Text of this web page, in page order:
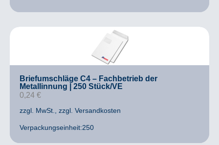
Briefumschläge C4 – Fachbetrieb der
Metallinnung | 250 Stück/VE
0,24 €
Verpackungseinheit:250
zzgl. MwSt. , zzgl. Versandkosten